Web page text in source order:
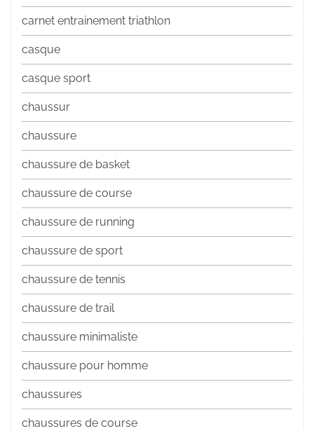
carnet entrainement triathlon
casque
casque sport
chaussur
chaussure
chaussure de basket
chaussure de course
chaussure de running
chaussure de sport
chaussure de tennis
chaussure de trail
chaussure minimaliste
chaussure pour homme
chaussures
chaussures de course